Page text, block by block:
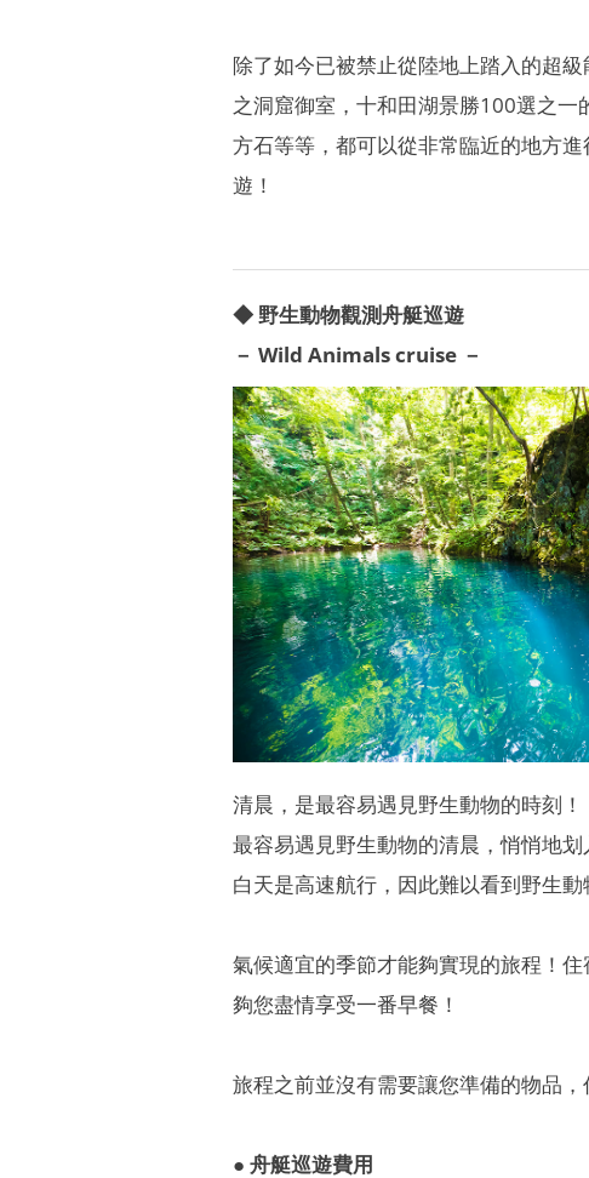
除了如今已被禁止從陸地上踏入的超
之洞窟御室，十和田湖景勝100選之一
方石等等，都可以從非常臨近的地方
遊！
◆ 野生動物觀測舟艇巡遊
​－ Wild Animals cruise －
清晨，是最容易遇見野生動物的時刻！
最容易遇見野生動物的清晨，悄悄地
白天是高速航行，因此難以看到野生
氣候適宜的季節才能夠實現的旅程！
夠您盡情享受一番早餐！
旅程之前並沒有需要讓您準備的物品
● 舟艇巡遊費用